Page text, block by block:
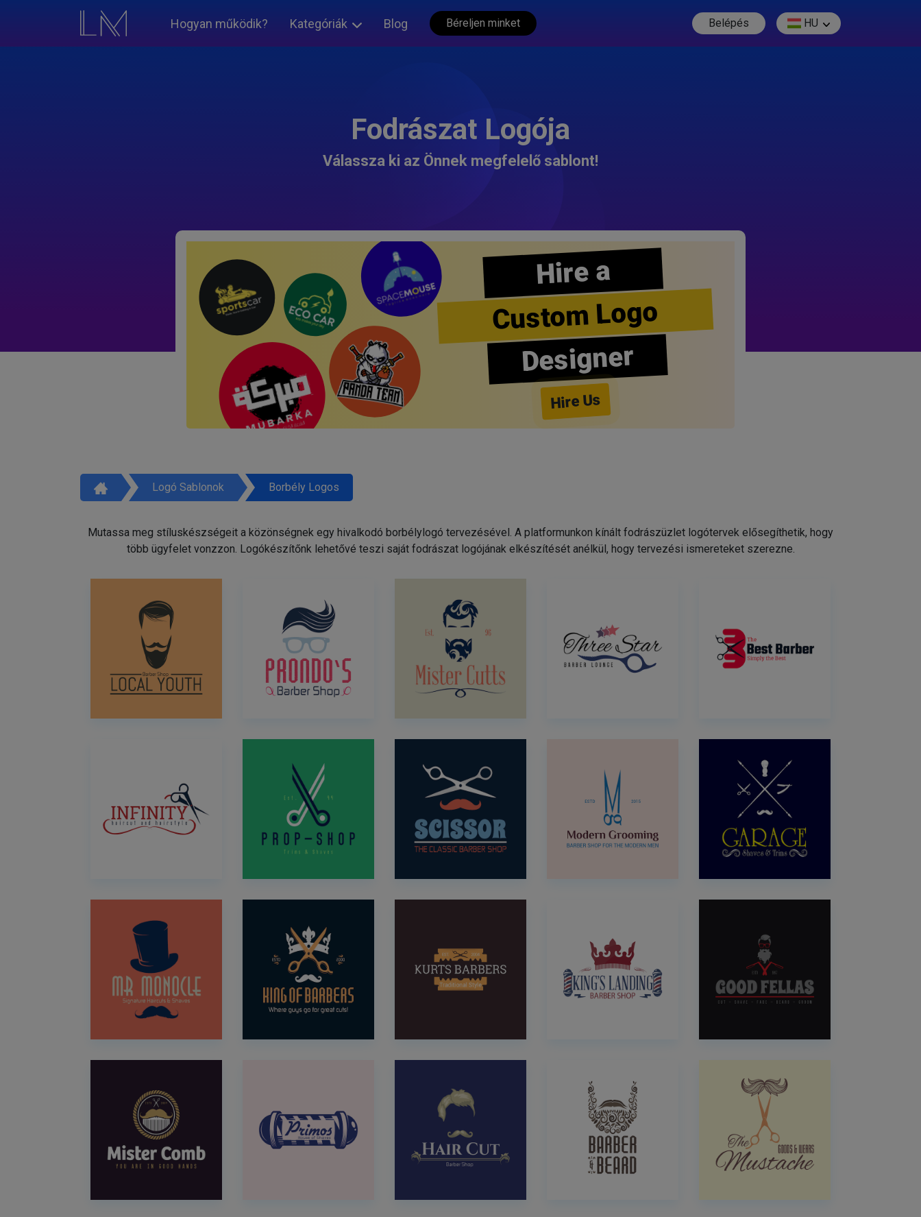
Hogyan működik? Kategóriák Blog Béreljen minket Belépés HU
Fodrászat Logója
Válassza ki az Önnek megfelelő sablont!
Hire a
Custom Logo
Designer
Hire Us
Logó Sablonok Borbély Logos
Mutassa meg stíluskészségeit a közönségnek egy hivalkodó borbélylogó tervezésével. A platformunkon kínált fodrászüzlet logótervek elősegíthetik, hogy
több ügyfelet vonzzon. Logókészítőnk lehetővé teszi saját fodrászat logójának elkészítését anélkül, hogy tervezési ismereteket szerezne.